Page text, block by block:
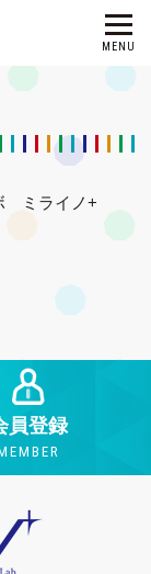
ミライノ+
員登録